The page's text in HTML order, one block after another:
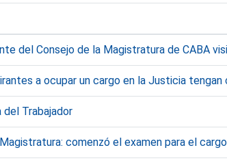
del Consejo de la Magistratura de CABA
a ocupar un cargo en la Justicia
del Trabajador
comenzó el examen para el